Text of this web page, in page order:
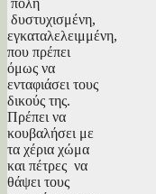
δυστυχισμένη,
εγκαταλελειμμένη,
που πρέπει
όμως να
ενταφιάσει τους
δικούς της.
Πρέπει να
κουβαλήσει με
τα χέρια χώμα
και πέτρες να
θάψει τους